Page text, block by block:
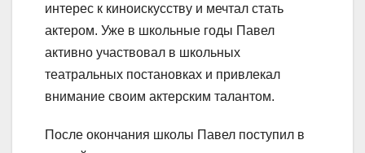
интерес к киноискусству и мечтал стать
актером. Уже в школьные годы Павел
активно участвовал в школьных
театральных постановках и привлекал
внимание своим актерским талантом.
После окончания школы Павел поступил в